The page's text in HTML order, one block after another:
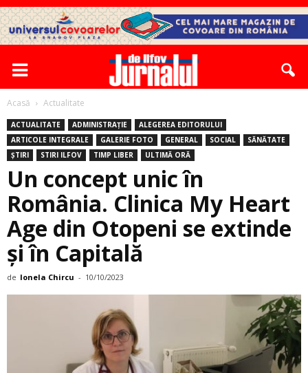
Acasă Actualitate
ACTUALITATE ADMINISTRAȚIE
ALEGEREA EDITORULUI
ARTICOLE INTEGRALE
GALERIE FOTO GENERAL SOCIAL
SĂNĂTATE
ȘTIRI
STIRI ILFOV TIMP LIBER ULTIMĂ ORĂ
Un concept unic în
România. Clinica My Heart
Age din Otopeni se extinde
și în Capitală
de Ionela Chircu - 10/10/2023